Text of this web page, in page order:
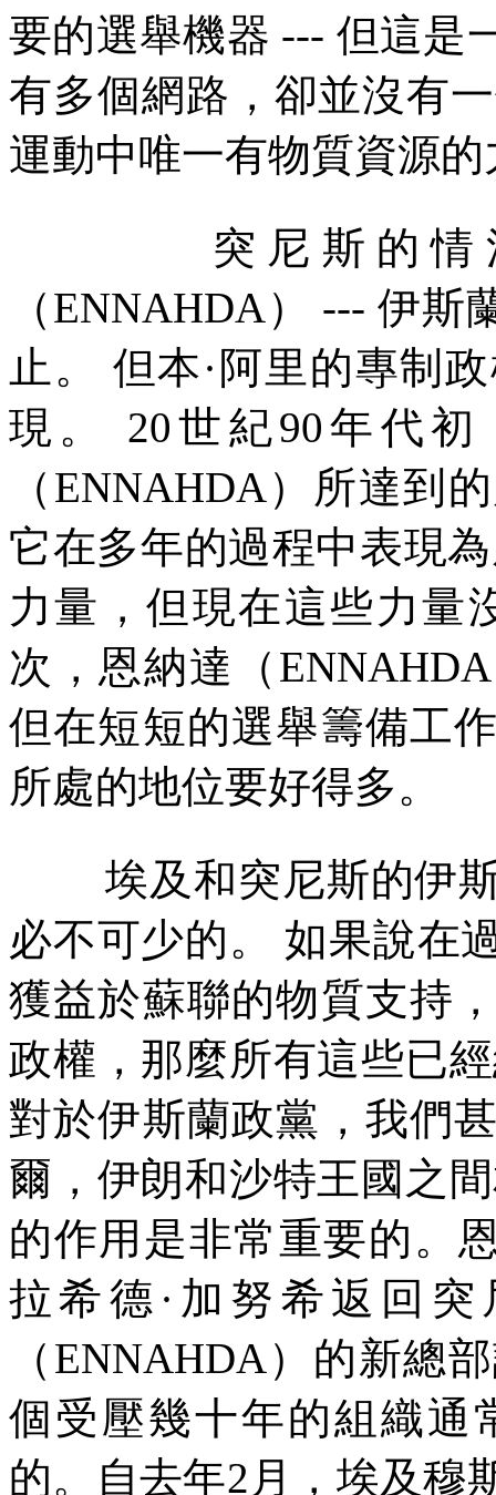
要的選舉機器 --- 但這是
有多個網路，卻並沒有
運動中唯一有物質資源
突尼斯的
（ENNAHDA） ---伊斯
止。
但本· 阿里的專制
現。
20世紀90年代初
（ ENNAHDA）所達到
它在多年的過程中表現
力量，但現在這些力量
次，恩納達（ ENNAHDA
但在短短的選舉籌備工
所處的地位要好得多。
埃及和突尼斯的伊
必不可少的。
如果說在
獲益於蘇聯的物質支持
政權，那麼所有這些已
對於伊斯蘭政黨，我們
爾，伊朗和沙特王國之
的作用是非常重要的。
拉希德 · 加努希返回
（ ENNAHDA）的新總
個受壓幾十年的組織通
的。自去年2 月，埃及穆